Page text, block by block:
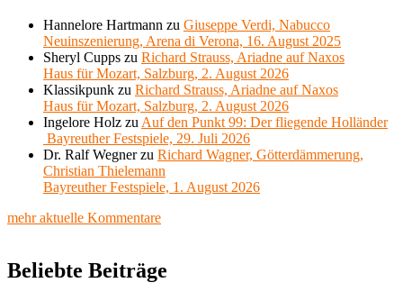
Hannelore Hartmann zu Giuseppe Verdi, Nabucco
Neuinszenierung, Arena di Verona, 16. August 2025
Sheryl Cupps zu Richard Strauss, Ariadne auf Naxos
Haus für Mozart, Salzburg, 2. August 2026
Klassikpunk zu Richard Strauss, Ariadne auf Naxos
Haus für Mozart, Salzburg, 2. August 2026
Ingelore Holz zu Auf den Punkt 99: Der fliegende Holländer
Bayreuther Festspiele, 29. Juli 2026
Dr. Ralf Wegnerzu Richard Wagner, Götterdämmerung,
Christian Thielemann
Bayreuther Festspiele, 1. August 2026
mehr aktuelle Kommentare
Beliebte Beiträge